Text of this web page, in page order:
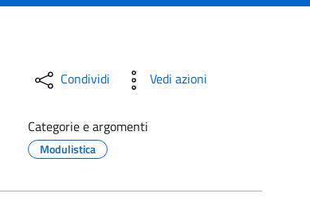
Condividi Vedi azioni
Categorie e argomenti
Modulistica